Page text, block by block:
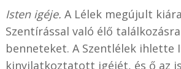
Isten igéje. A Lélek megújult
Szentírással való élő
benneteket. A Szentlélek ihlette
kinyilatkoztatott igéjét, és ő az